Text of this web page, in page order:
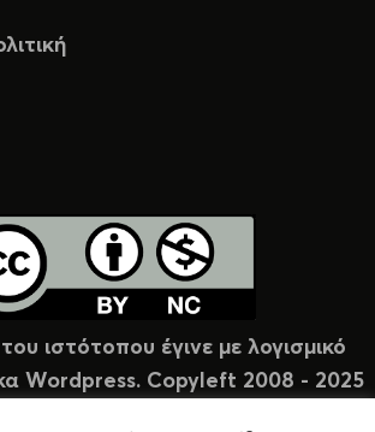
ιστότοπου έγινε με λογισμικό
Wordpress. Copyleft 2008 - 2025